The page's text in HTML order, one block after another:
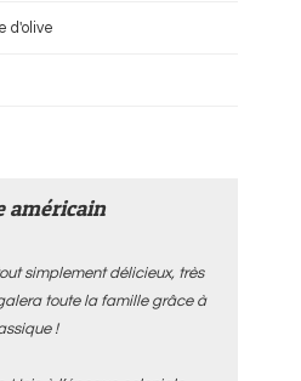
d'olive
américain
simplement délicieux, très
toute la famille grâce à
!